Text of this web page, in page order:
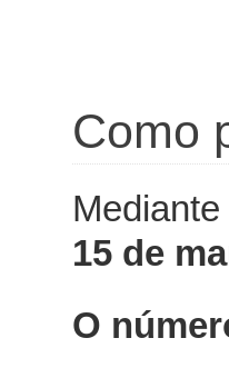
Como
Mediante
15 de
O